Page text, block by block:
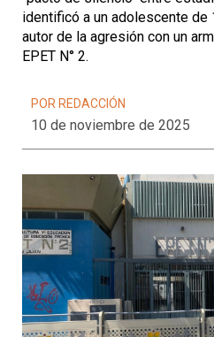
identificó a un adolescente de
autor de la agresión con un
EPET N° 2.
POR REDACCIÓN
10 de noviembre de 2025